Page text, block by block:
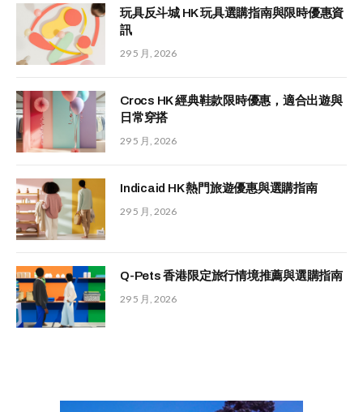
玩具反斗城 HK 玩具選購指南與限時優惠資
訊
29 5 月, 2026
Crocs HK 經典鞋款限時優惠，適合出遊與
日常穿搭
29 5 月, 2026
Indicaid HK 熱門旅遊優惠與選購指南
29 5 月, 2026
Q-Pets 香港限定旅行情境推薦與選購指南
29 5 月, 2026